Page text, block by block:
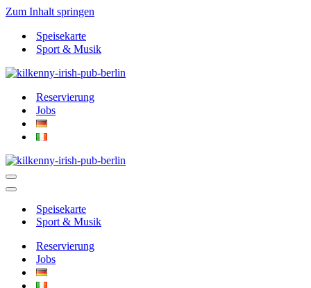
Zum Inhalt springen
Speisekarte
Sport & Musik
Reservierung
Jobs
Navigationsmenü
Navigationsmenü
Speisekarte
Sport & Musik
Reservierung
Jobs